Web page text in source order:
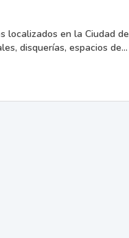
localizados en la Ciudad de
disquerías, espacios de...